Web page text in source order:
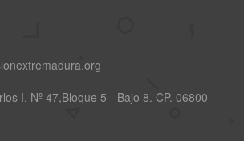
I, Nº 47,Bloque 5 - Bajo 8. CP. 06800 -